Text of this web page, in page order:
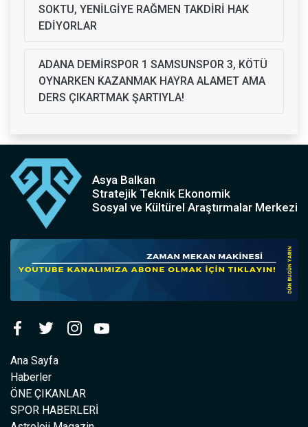
SOKTU, YENİLGİYE RAĞMEN TAKDİRİ HAK
EDİYORLAR
ADANA DEMİRSPOR 1 SAMSUNSPOR 3, KÖTÜ
OYNARKEN KAZANMAK HAYRA ALAMET AMA
DERS ÇIKARTMAK ŞARTIYLA!
Asya Balkan
Stratejik Teknik Ekonomik
Sosyal ve Kültürel Araştırmalar Merkezi
Ana Sayfa
Haberler
ÖNE ÇIKANLAR
SPOR HABERLERİ